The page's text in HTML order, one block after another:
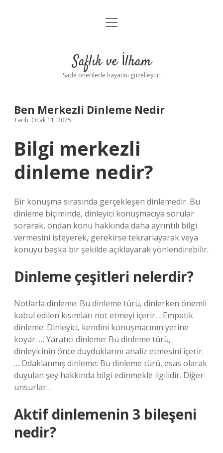
Anasayfa
Yasal Uyarı
menüyü
Saflık ve İlham
Sade önerilerle hayatını güzelleştir!
Ben Merkezli Dinleme Nedir
Tarih: Ocak 11, 2025
Bilgi merkezli
dinleme nedir?
Bir konuşma sırasında gerçekleşen dinlemedir. Bu
dinleme biçiminde, dinleyici konuşmacıya sorular
sorarak, ondan konu hakkında daha ayrıntılı bilgi
vermesini isteyerek, gerekirse tekrarlayarak veya
konuyu başka bir şekilde açıklayarak yönlendirebilir.
Dinleme çeşitleri nelerdir?
Notlarla dinleme: Bu dinleme türü, dinlerken önemli
kabul edilen kısımları not etmeyi içerir… Empatik
dinleme: Dinleyici, kendini konuşmacının yerine
koyar. … Yaratıcı dinleme: Bu dinleme türü,
dinleyicinin önce duyduklarını analiz etmesini içerir.
… Odaklanmış dinleme: Bu dinleme türü, esas olarak
duyulan şey hakkında bilgi edinmekle ilgilidir. Diğer
unsurlar…
Aktif dinlemenin 3 bileşeni
nedir?